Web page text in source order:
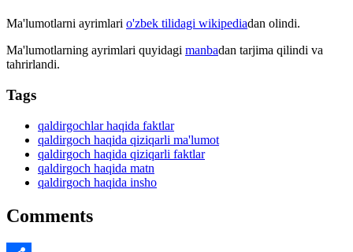
Ma'lumotlarni ayrimlari o'zbek tilidagi wikipediadan olindi.
Ma'lumotlarning ayrimlari quyidagi manbadan tarjima qilindi va
tahrirlandi.
Tags
qaldirgochlar haqida faktlar
qaldirgoch haqida qiziqarli ma'lumot
qaldirgoch haqida qiziqarli faktlar
qaldirgoch haqida matn
qaldirgoch haqida insho
Comments